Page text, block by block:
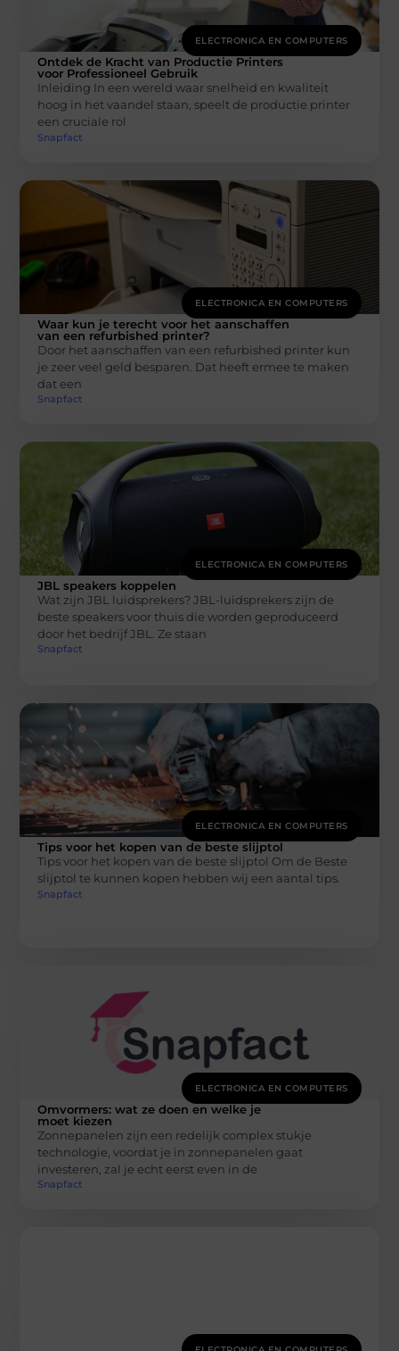
ELECTRONICA EN COMPUTERS
Ontdek de Kracht van Productie Printers
voor Professioneel Gebruik
Inleiding In een wereld waar snelheid en kwaliteit
hoog in het vaandel staan, speelt de productie printer
een cruciale rol
Snapfact
ELECTRONICA EN COMPUTERS
Waar kun je terecht voor het aanschaffen
van een refurbished printer?
Door het aanschaffen van een refurbished printer kun
je zeer veel geld besparen. Dat heeft ermee te maken
dat een
Snapfact
ELECTRONICA EN COMPUTERS
JBL speakers koppelen
Wat zijn JBL luidsprekers? JBL-luidsprekers zijn de
beste speakers voor thuis die worden geproduceerd
door het bedrijf JBL. Ze staan
Snapfact
ELECTRONICA EN COMPUTERS
Tips voor het kopen van de beste slijptol
Tips voor het kopen van de beste slijptol Om de Beste
slijptol te kunnen kopen hebben wij een aantal tips.
Snapfact
ELECTRONICA EN COMPUTERS
Omvormers: wat ze doen en welke je
moet kiezen
Zonnepanelen zijn een redelijk complex stukje
technologie, voordat je in zonnepanelen gaat
investeren, zal je echt eerst even in de
Snapfact